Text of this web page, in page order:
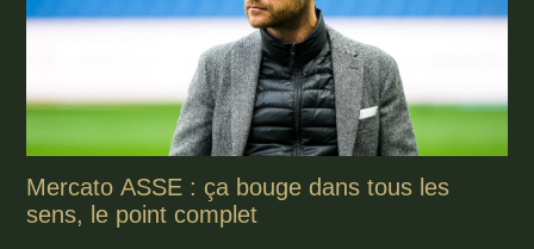
Mercato ASSE : ça bouge dans tous les
sens, le point complet